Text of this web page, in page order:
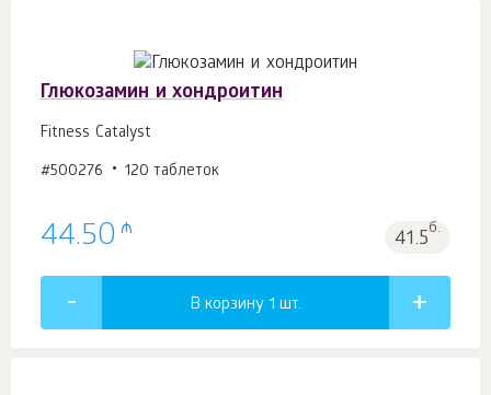
Глюкозамин и хондроитин
Fitness Catalyst
#500276 120 таблеток
44.50 ₼ 41.5б.
В корзину 1 шт.